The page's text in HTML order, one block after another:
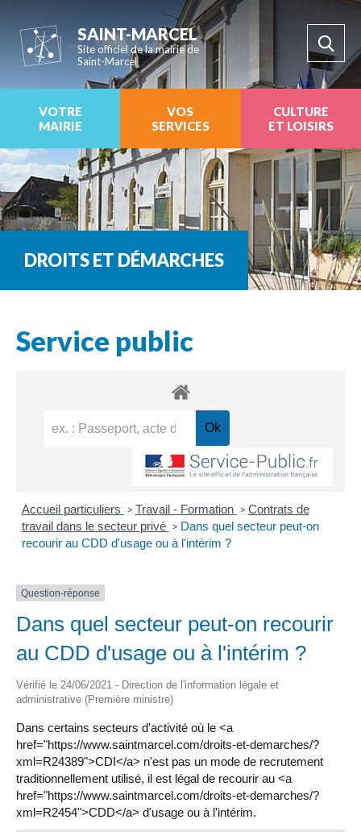
SAINT-MARCEL
Site officiel de la mairie de
Saint-Marcel
VOTRE
MAIRIE
VOS
SERVICES
CULTURE
ET LOISIRS
DROITS ET DÉMARCHES
Service public
Accueil particuliers > Travail - Formation > Contrats de
travail dans le secteur privé > Dans quel secteur peut-on
recourir au CDD d'usage ou à l'intérim ?
Question-réponse
Dans quel secteur peut-on recourir
au CDD d'usage ou à l'intérim ?
Vérifié le 24/06/2021 - Direction de l'information légale et
administrative (Première ministre)
Dans certains secteurs d'activité où le <a
href="https://www.saintmarcel.com/droits-et-demarches/?
xml=R24389">CDI</a> n'est pas un mode de recrutement
traditionnellement utilisé, il est légal de recourir au <a
href="https://www.saintmarcel.com/droits-et-demarches/?
xml=R2454">CDD</a> d'usage ou à l'intérim.